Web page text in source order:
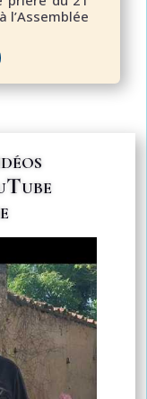
l’Assemblée